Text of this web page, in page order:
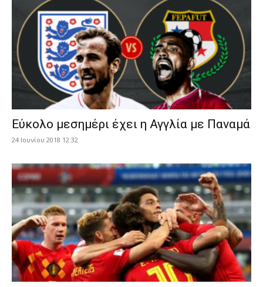
Εύκολο μεσημέρι έχει η Αγγλία με Παναμά
24 Ιουνίου 2018 12:32